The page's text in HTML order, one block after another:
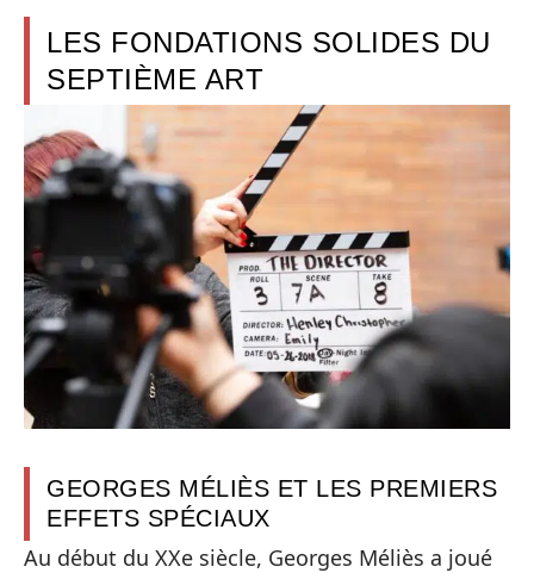
LES FONDATIONS SOLIDES DU
SEPTIÈME ART
GEORGES MÉLIÈS ET LES PREMIERS
EFFETS SPÉCIAUX
Au début du XXe siècle, Georges Méliès a joué